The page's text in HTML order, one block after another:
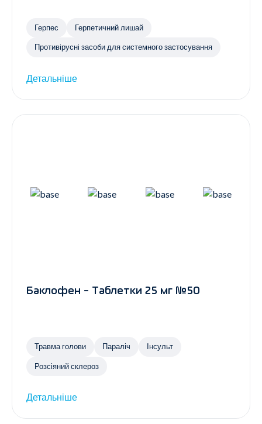
Герпес Герпетичний лишай
Противірусні засоби для системного застосування
Детальніше
Баклофен - Таблетки 25 мг №50
Травма голови Параліч Інсульт
Розсіяний склероз
Детальніше